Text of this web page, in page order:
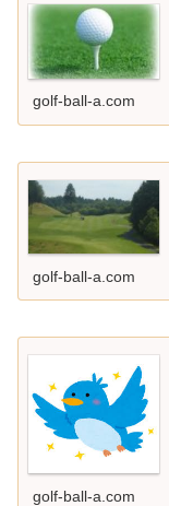
golf-ball-a.com
golf-ball-a.com
golf-ball-a.com